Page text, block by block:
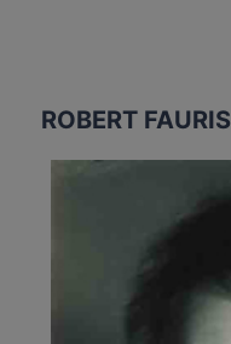
ROBERT